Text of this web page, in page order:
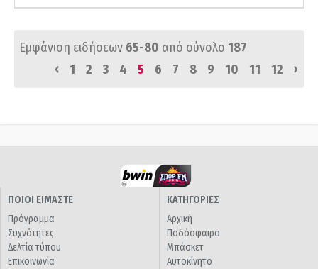
Εμφάνιση ειδήσεων 65-80 από σύνολο 187
‹
1 2 3 4 5 6 7 8 9 10 11 12 ›
ΠΟΙΟΙ ΕΙΜΑΣΤΕ
Πρόγραμμα
Συχνότητες
Δελτία τύπου
Επικοινωνία
ΚΑΤΗΓΟΡΙΕΣ
Αρχική
Ποδόσφαιρο
Μπάσκετ
Αυτοκίνητο